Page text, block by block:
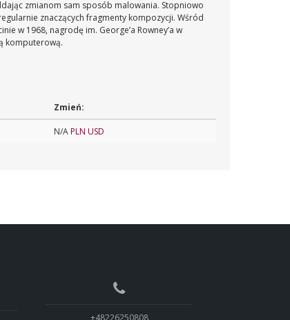
zmianom sam sposób malowania. Stopniowo
znaczących fragmenty kompozycji. Wśród
w 1968, nagrodę im. George’a Rowney’a w
komputerową.
Zmień:
N/APLN USD
+48226250808